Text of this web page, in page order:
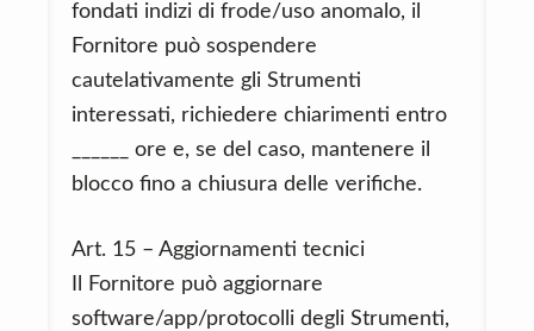
fondati indizi di frode/uso anomalo, il
Fornitore può sospendere
cautelativamente gli Strumenti
interessati, richiedere chiarimenti entro
______ ore e, se del caso, mantenere il
blocco fino a chiusura delle verifiche.
Art. 15 – Aggiornamenti tecnici
Il Fornitore può aggiornare
software/app/protocolli degli Strumenti,